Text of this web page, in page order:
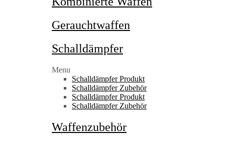
Gerauchtwaffen
Schalldämpfer
Menu
Schalldämpfer Produkt
Schalldämpfer Zubehör
Schalldämpfer Produkt
Schalldämpfer Zubehör
Waffenzubehör